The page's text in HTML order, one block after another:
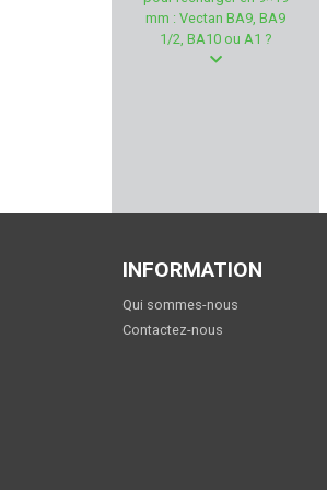
SCHAFTOL
PROFUSION PETFEED
WOLFF GUNSPRINGS
PREDATOR
mm : Vectan BA9, BA9
1/2, BA10 ou A1 ?
INFORMATION
Qui sommes-nous
Contactez-nous